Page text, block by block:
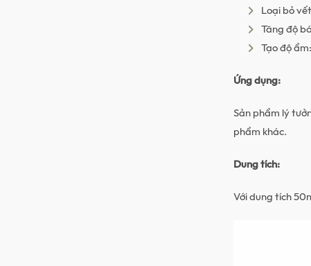
Loại bỏ
Tăng độ
Tạo độ
Ứng dụng:
Sản phẩm lý
phẩm khác.
Dung tích:
Với dung tích